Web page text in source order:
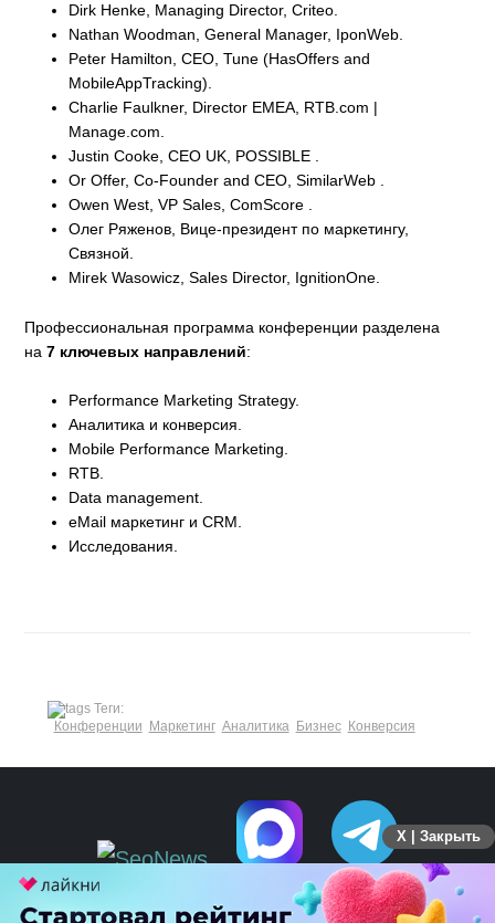
Dirk Henke, Managing Director, Criteo.
Nathan Woodman, General Manager, IponWeb.
Peter Hamilton, CEO, Tune (HasOffers and
MobileAppTracking).
Charlie Faulkner, Director EMEA, RTB.com |
Manage.com.
Justin Cooke, CEO UK, POSSIBLE .
Or Offer, Co-Founder and CEO, SimilarWeb .
Owen West, VP Sales, ComScore .
Олег Ряженов, Вице-президент по маркетингу,
Связной.
Mirek Wasowicz, Sales Director, IgnitionOne.
Профессиональная программа конференции разделена
на 7 ключевых направлений:
Performance Marketing Strategy.
Аналитика и конверсия.
Mobile Performance Marketing.
RTB.
Data management.
eMail маркетинг и CRM.
Исследования.
Теги:
Конференции Маркетинг Аналитика Бизнес Конверсия
X | Закрыть
ПЕРЕЙТИ НА ПОЛНУЮ ВЕРСИЮ